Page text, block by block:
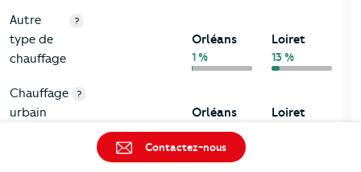
Autre
type de
chauffage
?
Orléans
1 %
Loiret
13 %
Chauffage
urbain
?
Orléans
14 %
Loiret
Contactez-nous